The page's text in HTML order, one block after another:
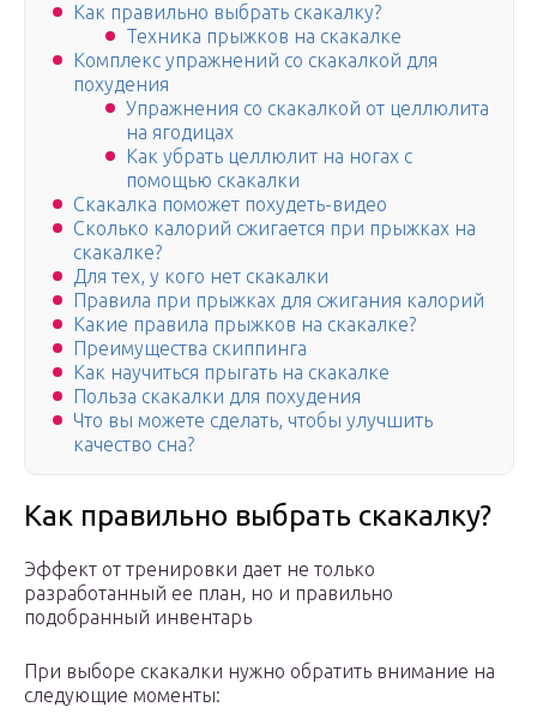
Как правильно выбрать скакалку?
Техника прыжков на скакалке
Комплекс упражнений со скакалкой для
похудения
Упражнения со скакалкой от целлюлита
на ягодицах
Как убрать целлюлит на ногах с
помощью скакалки
Скакалка поможет похудеть-видео
Сколько калорий сжигается при прыжках на
скакалке?
Для тех, у кого нет скакалки
Правила при прыжках для сжигания калорий
Какие правила прыжков на скакалке?
Преимущества скиппинга
Как научиться прыгать на скакалке
Польза скакалки для похудения
Что вы можете сделать, чтобы улучшить
качество сна?
Как правильно выбрать скакалку?
Эффект от тренировки дает не только
разработанный ее план, но и правильно
подобранный инвентарь
При выборе скакалки нужно обратить внимание на
следующие моменты: